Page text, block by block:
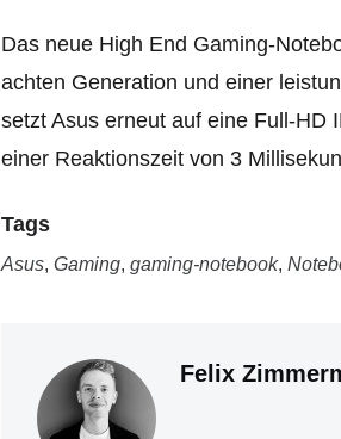
Das neue High End Gaming-
achten Generation und einer
setzt Asus erneut auf eine Full-HD
einer Reaktionszeit von 3
Tags
Asus, Gaming, gaming-notebook,
Felix